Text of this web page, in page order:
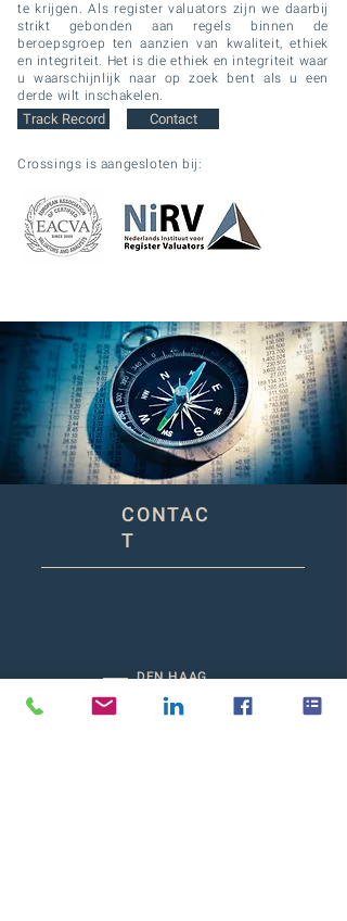
te krijgen. Als register valuators zijn we daarbij
strikt gebonden aan regels binnen de
beroepsgroep ten aanzien van kwaliteit, ethiek
en integriteit. Het is die ethiek en integriteit waar
u waarschijnlijk naar op zoek bent als u een
derde wilt inschakelen.
Track Record Contact
Crossings is aangesloten bij:
CONTAC
T
DEN HAAG
Zuid Hollandlaan 7